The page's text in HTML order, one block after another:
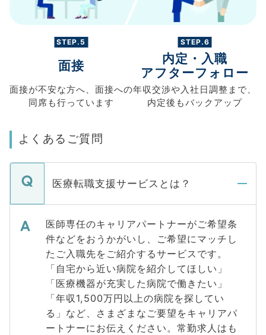
STEP.5
面接
面接が不安な方へ、 面接への
同席も行っています
STEP.6
内定・入職
アフターフォロー
年収交渉や入社日調整まで、
内定後もバックアップ
よくあるご質問
医療転職支援サービスとは？
医師専任のキャリアパートナーがご希望条
件などをおうかがいし、ご希望にマッチし
たご入職先をご紹介するサービスです。
「自宅から近い病院を紹介してほしい」
「医療機器が充実した病院で働きたい」
「年収1,500万円以上の病院を探してい
る」など、さまざまなご要望をキャリアパ
ートナーにお伝えください。常勤求人はも